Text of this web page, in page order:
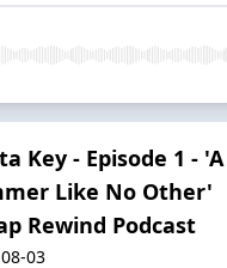
Key - Episode 1 - 'A
Like No Other'
Rewind Podcast
03